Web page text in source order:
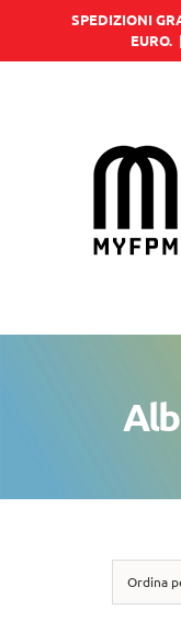
SPEDIZIONI
EURO. |
Ordina